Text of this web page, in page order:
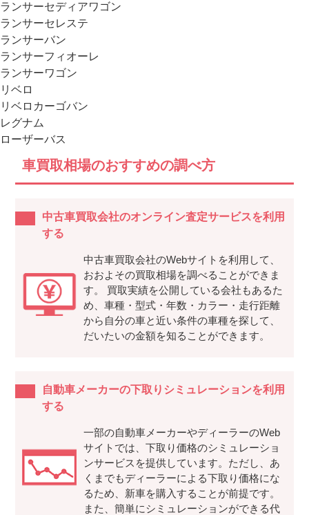
ランサーセディアワゴン
ランサーセレステ
ランサーバン
ランサーフィオーレ
ランサーワゴン
リベロ
リベロカーゴバン
レグナム
ローザーバス
車買取相場のおすすめの調べ方
中古車買取会社のオンライン査定サービスを利用
する
中古車買取会社のWebサイトを利用して、
おおよその買取相場を調べることができま
す。 買取実績を公開している会社もあるた
め、車種・型式・年数・カラー・走行距離
から自分の車と近い条件の車種を探して、
だいたいの金額を知ることができます。
自動車メーカーの下取りシミュレーションを利用
する
一部の自動車メーカーやディーラーのWeb
サイトでは、下取り価格のシミュレーショ
ンサービスを提供しています。ただし、あ
くまでもディーラーによる下取り価格にな
るため、新車を購入することが前提です。
また、簡単にシミュレーションができる代